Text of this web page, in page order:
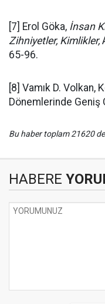
[7] Erol Göka, İnsan
Zihniyetler, Kimlikler,
65-96.
[8] Vamık D. Volkan,
Dönemlerinde Geniş
Bu haber toplam 21620
HABERE